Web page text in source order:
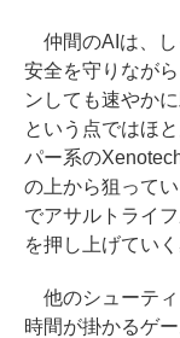
仲間のAIは、し
安全を守りなが
ンしても速やか
という点ではほ
パー系の
の上から狙って
でアサルトライ
を押し上げていく
他のシューティ
時間が掛かるゲ